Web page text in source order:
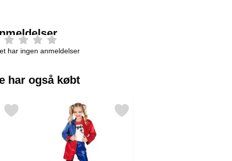
har ingen anmeldelser
har også købt
Color som favorit
Markér dangerous Glam Harley Quinn Kostume Børn 5-6 år som favorit